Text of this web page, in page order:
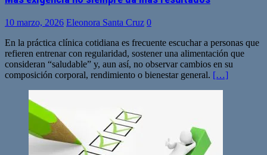
10 marzo, 2026 Eleonora Santa Cruz 0
En la práctica clínica cotidiana es frecuente escuchar a personas que
refieren entrenar con regularidad, sostener una alimentación que
consideran “saludable” y, aun así, no observar cambios en su
composición corporal, rendimiento o bienestar general. […]